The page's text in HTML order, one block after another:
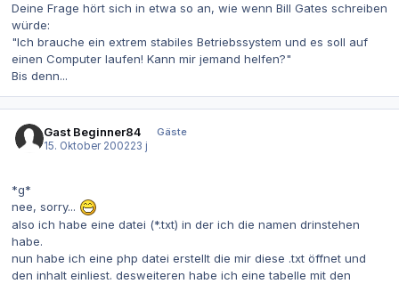
Deine Frage hört sich in etwa so an, wie wenn Bill Gates schreiben
würde:
"Ich brauche ein extrem stabiles Betriebssystem und es soll auf
einen Computer laufen! Kann mir jemand helfen?"
Bis denn...
Gast Beginner84
Gäste
15. Oktober 200223 j
*g*
nee, sorry...
also ich habe eine datei (*.txt) in der ich die namen drinstehen
habe.
nun habe ich eine php datei erstellt die mir diese .txt öffnet und
den inhalt einliest. desweiteren habe ich eine tabelle mit den